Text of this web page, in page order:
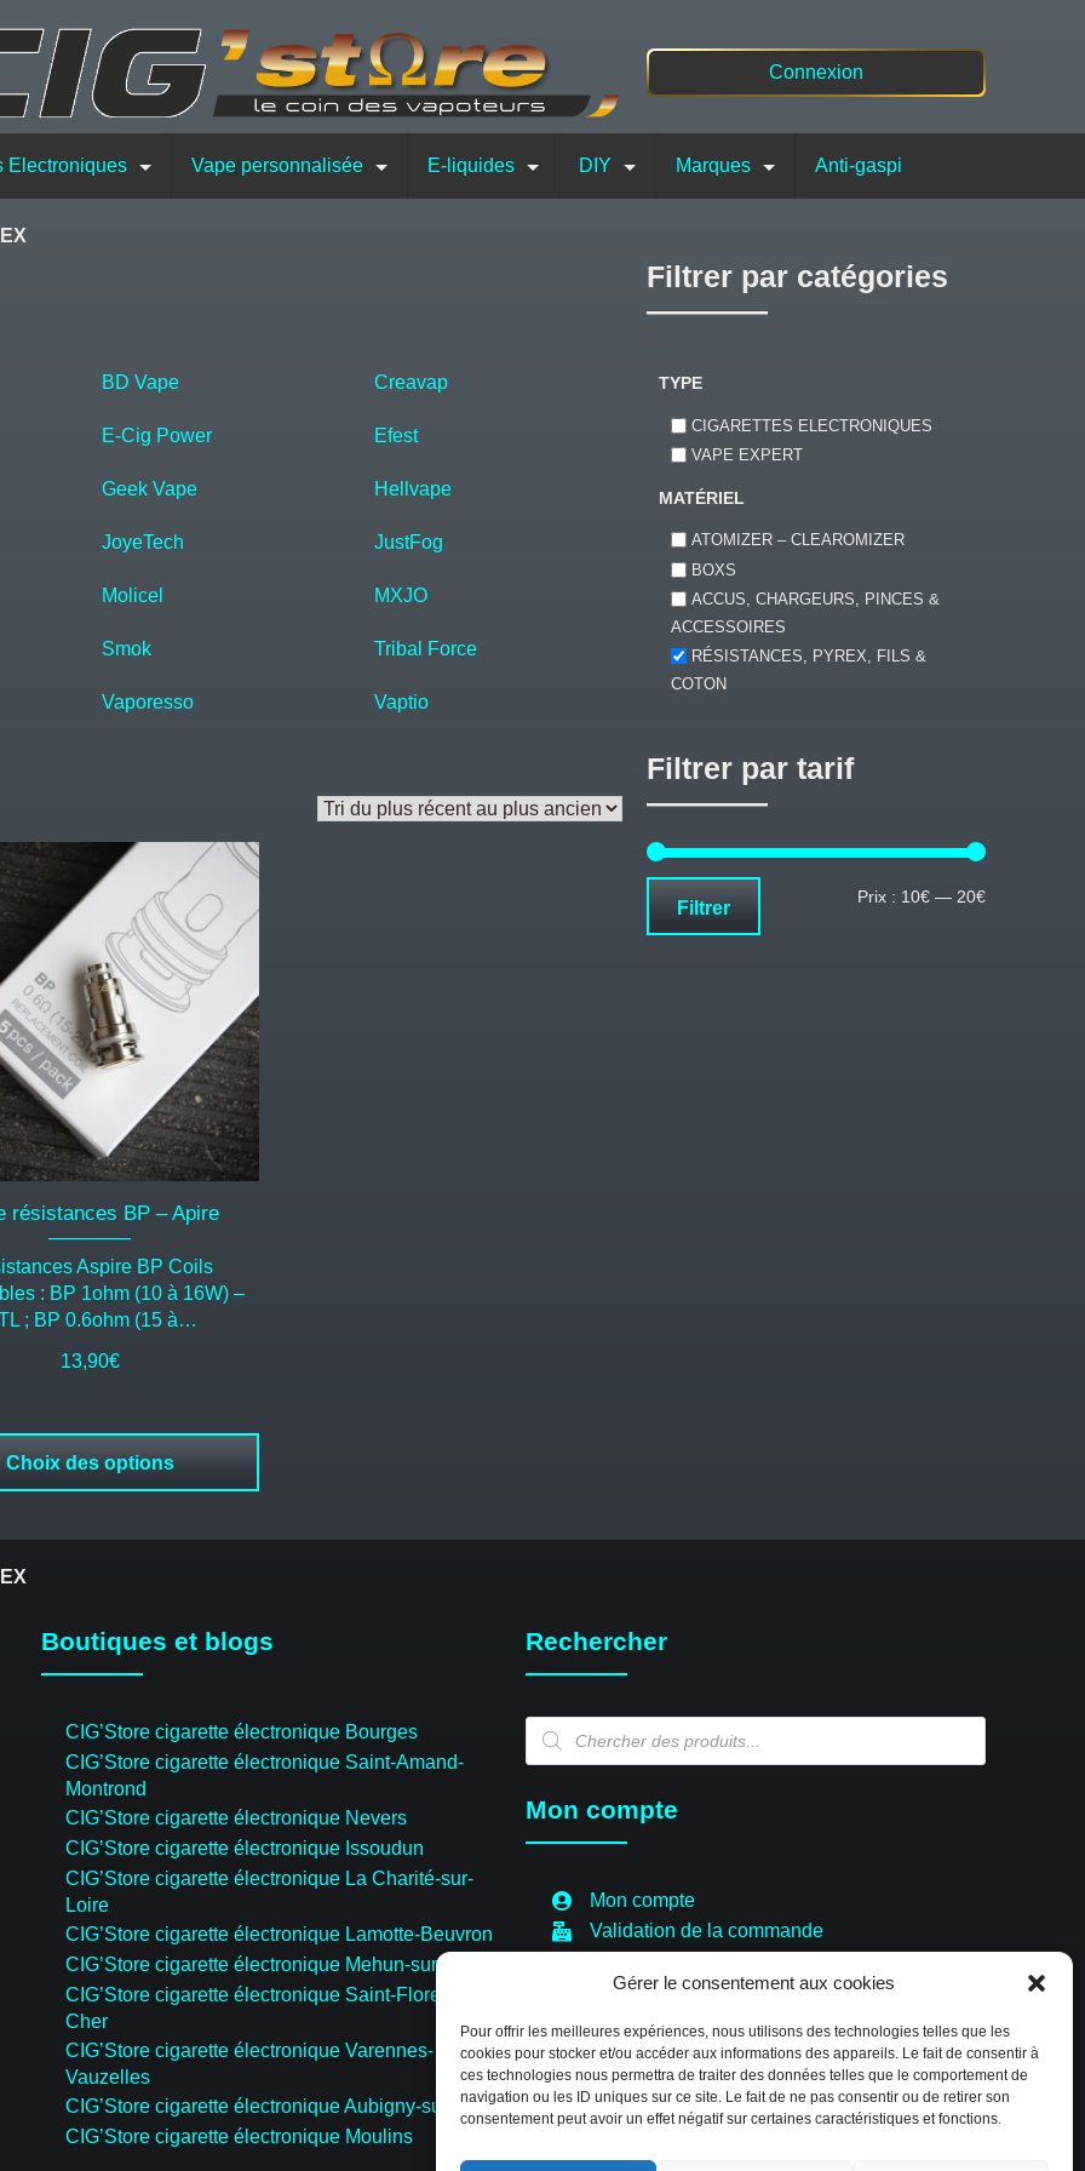
Gérer le consentement aux cookies
Pour offrir les meilleures expériences, nous utilisons des technologies telles que les
cookies pour stocker et/ou accéder aux informations des appareils. Le fait de consentir à
ces technologies nous permettra de traiter des données telles que le comportement de
navigation ou les ID uniques sur ce site. Le fait de ne pas consentir ou de retirer son
consentement peut avoir un effet négatif sur certaines caractéristiques et fonctions.
Connexion
Electroniques Vape personnalisée E-liquides DIY Marques Anti-gaspi
BD Vape Creavap
E-Cig Power Efest
Geek Vape Hellvape
JoyeTech JustFog
Molicel MXJO
Smok Tribal Force
Vaporesso Vaptio
résistances BP – Apire
Aspire BP Coils
: BP 1ohm (10 à 16W) –
; BP 0.6ohm (15 à…
13,90€
Choix des options
Filtrer par catégories
TYPE
CIGARETTES ELECTRONIQUES
VAPE EXPERT
MATÉRIEL
ATOMIZER – CLEAROMIZER
BOXS
ACCUS, CHARGEURS, PINCES &
ACCESSOIRES
RÉSISTANCES, PYREX, FILS &
COTON
Filtrer par tarif
Prix
Prix
Filtrer Prix : 10€ — 20€
Boutiques et blogs
CIG’Store cigarette électronique Bourges
CIG’Store cigarette électronique Saint-Amand-
Montrond
CIG’Store cigarette électronique Nevers
CIG’Store cigarette électronique Issoudun
CIG’Store cigarette électronique La Charité-sur-
Loire
CIG’Store cigarette électronique Lamotte-Beuvron
CIG’Store cigarette électronique Mehun-sur-Yèvre
CIG’Store cigarette électronique Saint-Florent-sur-
Cher
CIG’Store cigarette électronique Varennes-
Vauzelles
CIG’Store cigarette électronique Aubigny-sur-Nère
CIG’Store cigarette électronique Moulins
Rechercher
Recherche
Mon compte
Mon compte
Validation de la commande
Boutique
Paiement sécurisé
Politique de cookies (EU)